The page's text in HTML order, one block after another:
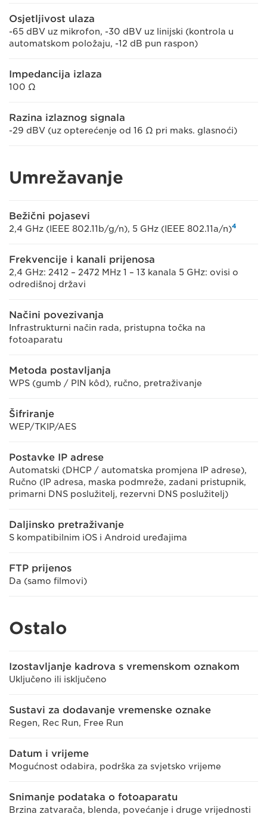
Osjetljivost ulaza
-65 dBV uz mikrofon, -30 dBV uz linijski (kontrola u
automatskom položaju, -12 dB pun raspon)
Impedancija izlaza
100 Ω
Razina izlaznog signala
-29 dBV (uz opterećenje od 16 Ω pri maks. glasnoći)
Umrežavanje
Bežični pojasevi
2,4 GHz (IEEE 802.11b/g/n), 5 GHz (IEEE 802.11a/n)4
Frekvencije i kanali prijenosa
2,4 GHz: 2412 – 2472 MHz 1 – 13 kanala 5 GHz: ovisi o
odredišnoj državi
Načini povezivanja
Infrastrukturni način rada, pristupna točka na
fotoaparatu
Metoda postavljanja
WPS (gumb / PIN kôd), ručno, pretraživanje
Šifriranje
WEP/TKIP/AES
Postavke IP adrese
Automatski (DHCP / automatska promjena IP adrese),
Ručno (IP adresa, maska podmreže, zadani pristupnik,
primarni DNS poslužitelj, rezervni DNS poslužitelj)
Daljinsko pretraživanje
S kompatibilnim iOS i Android uređajima
FTP prijenos
Da (samo filmovi)
Ostalo
Izostavljanje kadrova s vremenskom oznakom
Uključeno ili isključeno
Sustavi za dodavanje vremenske oznake
Regen, Rec Run, Free Run
Datum i vrijeme
Mogućnost odabira, podrška za svjetsko vrijeme
Snimanje podataka o fotoaparatu
Brzina zatvarača, blenda, povećanje i druge vrijednosti